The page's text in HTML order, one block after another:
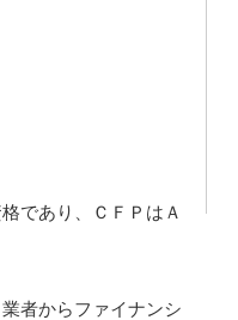
であり、ＣＦＰはＡ
者からファイナンシ